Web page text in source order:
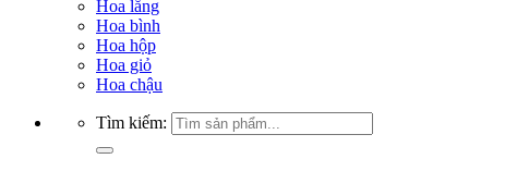
Hoa lẵng
Hoa bình
Hoa hộp
Hoa giỏ
Hoa chậu
Tìm kiếm: